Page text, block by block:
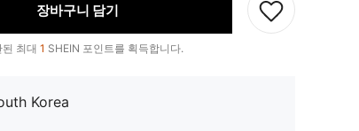
장바구니 담기
최대 1 SHEIN 포인트를 획득합니다.
Korea